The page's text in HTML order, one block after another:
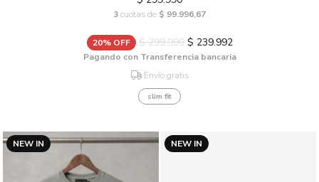
3cuotas de $ 99.996,67
20% OFF $ 299.990$ 239.992
Pagando con Transferencia bancaria
Envío gratis
slim fit
NEW IN NEW IN